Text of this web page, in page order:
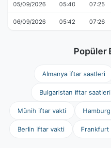
05/09/2026 05:40 07:25
06/09/2026 05:42 07:26
Popüler
Almanya iftar saatleri
Bulgaristan iftar saatleri
Münih iftar vakti
Berlin iftar vakti Frankfurt